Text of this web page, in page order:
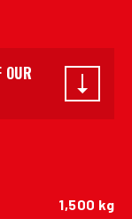
OUR
1,500 kg